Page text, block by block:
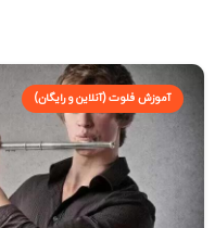
آموزش فلوت (آنلاین و رایگان)